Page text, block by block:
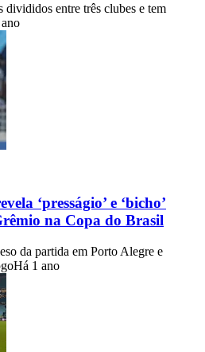
divididos entre três clubes e tem
‘presságio’ e ‘bicho’
na Copa do Brasil
da partida em Porto Alegre e
Há 1 ano